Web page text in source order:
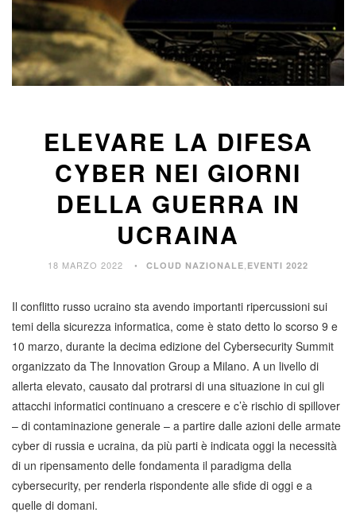
ELEVARE LA DIFESA
CYBER NEI GIORNI
DELLA GUERRA IN
UCRAINA
18 MARZO 2022 CLOUD NAZIONALE EVENTI 2022
Il conflitto russo ucraino sta avendo importanti ripercussioni sui
temi della sicurezza informatica, come è stato detto lo scorso 9 e
10 marzo, durante la decima edizione del Cybersecurity Summit
organizzato da The Innovation Group a Milano. A un livello di
allerta elevato, causato dal protrarsi di una situazione in cui gli
attacchi informatici continuano a crescere e c’è rischio di spillover
– di contaminazione generale – a partire dalle azioni delle armate
cyber di russia e ucraina, da più parti è indicata oggi la necessità
di un ripensamento delle fondamenta il paradigma della
cybersecurity, per renderla rispondente alle sfide di oggi e a
quelle di domani.